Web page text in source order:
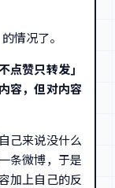
情况了。
不点赞只转发」
容，但对内容
己来说没什么
条微博，于是
加上自己的反